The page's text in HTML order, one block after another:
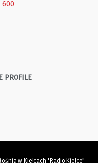
600
PROFILE
w Kielcach "Radio Kielce"